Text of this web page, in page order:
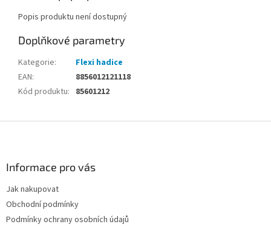
Popis produktu není dostupný
Doplňkové parametry
Kategorie:
Flexi hadice
EAN:
8856012121118
Kód produktu: 85601212
Informace pro vás
Jak nakupovat
Obchodní podmínky
Podmínky ochrany osobních údajů